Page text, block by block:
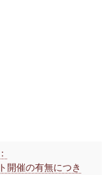
開催の有無につき